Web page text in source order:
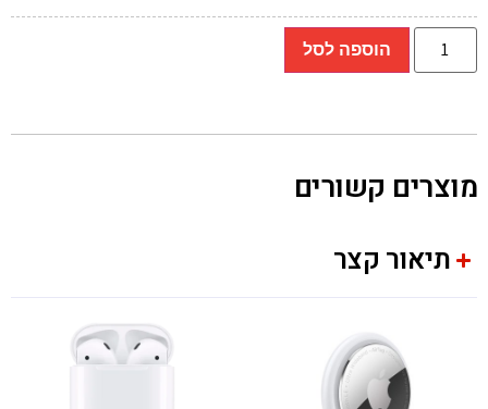
הוספה לסל
מוצרים קשורים
תיאור קצר